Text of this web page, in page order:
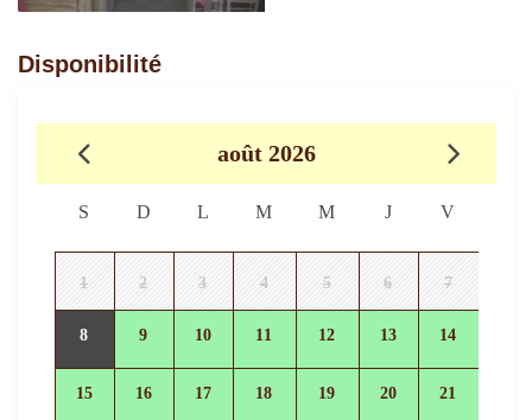
Disponibilité
août 2026
S D L M M J V
1 2 3 4 5 6 7
8 9 10 11 12 13 14
15 16 17 18 19 20 21